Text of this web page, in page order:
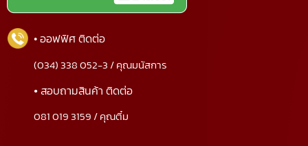
• ออฟฟิศ ติดต่อ
(034) 338 052-3 / คุณมนัสการ
•สอบถามสินค้า ติดต่อ
081 019 3159 / คุณติ๋ม